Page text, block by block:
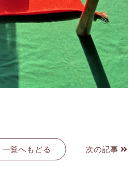
一覧へもどる 次の記事